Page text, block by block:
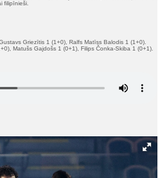
filipīnieši.
Griezītis 1 (1+0), Ralfs Matīss Balodis 1 (1+0).
Matušs Gajdošs 1 (0+1), Filips Čonka-Skiba 1 (0+1).